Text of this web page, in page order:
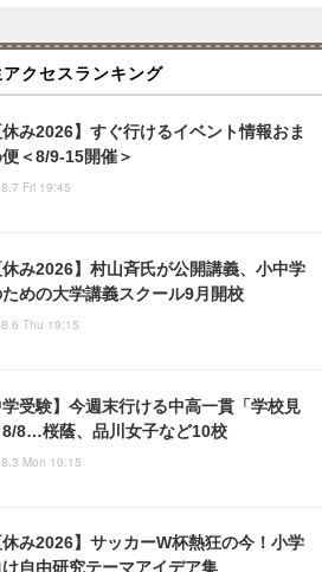
アクセスランキング
休み2026】すぐ行けるイベント情報おま
便＜8/9-15開催＞
Fri 19:45
休み2026】村山斉氏が公開講義、小中学
めの大学講義スクール9月開校
Thu 19:15
学受験】今週末行ける中高一貫「学校見
8/8…桜蔭、品川女子など10校
Mon 10:15
休み2026】サッカーW杯熱狂の今！小学
自由研究テーマアイデア集